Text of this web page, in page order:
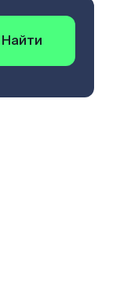
Найти